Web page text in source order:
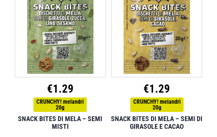
€1.29
CRUNCHY! melandri
20g
SNACK BITES DI MELA – SEMI
MISTI
€1.29
CRUNCHY! melandri
20g
SNACK BITES DI MELA – SEMI DI
GIRASOLE E CACAO